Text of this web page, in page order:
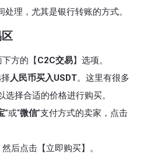
理，尤其是银行转账的方式。
方的【C2C交易】选项。
人民币买入USDT。这里有很多
选择合适的价格进行购买。
”或“微信”支付方式的卖家，点击
后点击【立即购买】。